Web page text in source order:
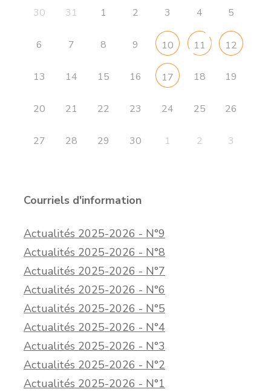
30 31 1 2 3 4 5
6 7 8 9 10 11 12
13 14 15 16 17 18 19
20 21 22 23 24 25 26
27 28 29 30 1 2 3
Courriels d'information
Actualités 2025-2026 - N°9
Actualités 2025-2026 - N°8
Actualités 2025-2026 - N°7
Actualités 2025-2026 - N°6
Actualités 2025-2026 - N°5
Actualités 2025-2026 - N°4
Actualités 2025-2026 - N°3
Actualités 2025-2026 - N°2
Actualités 2025-2026 - N°1